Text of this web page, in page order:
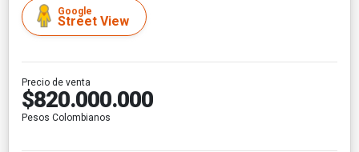
Google
Street View
Precio de venta
$820.000.000
Pesos Colombianos